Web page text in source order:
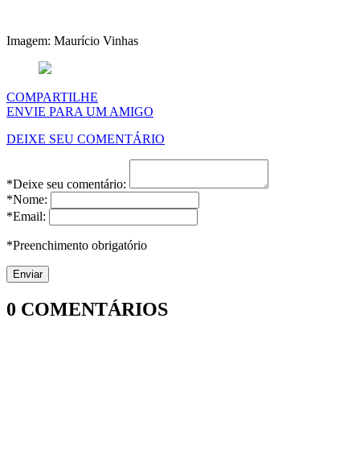
Imagem: Maurício Vinhas
COMPARTILHE
ENVIE PARA UM AMIGO
DEIXE SEU COMENTÁRIO
*Deixe seu comentário:
*Nome:
*Email:
*Preenchimento obrigatório
0 COMENTÁRIOS